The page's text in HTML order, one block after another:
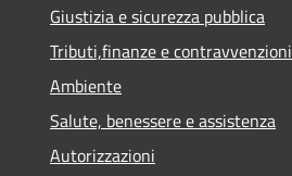
Giustizia e sicurezza pubblica
Tributi,finanze e contravvenzioni
Ambiente
Salute, benessere e assistenza
Autorizzazioni